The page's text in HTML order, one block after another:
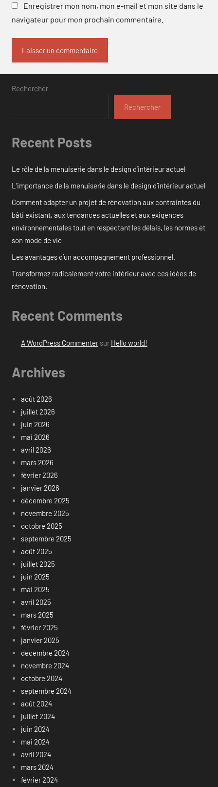
Enregistrer mon nom, mon e-mail et mon site dans le
navigateur pour mon prochain commentaire.
Rechercher
Rechercher
Recent Posts
Le rôle de la menuiserie dans le design d’intérieur actuel
L’importance de la menuiserie dans le design d’intérieur actuel
Comment adapter un projet de rénovation aux contraintes du
bâti existant, aux tendances actuelles et aux exigences
environnementales tout en respectant les délais, les normes et
son mode de vie
Les avantages d’un accompagnement professionnel.
Transformez radicalement votre intérieur avec ces idées de
rénovation.
Recent Comments
A WordPress Commentersur Hello world!
Archives
août 2026
juillet 2026
juin 2026
mai 2026
avril 2026
mars 2026
février 2026
janvier 2026
décembre 2025
novembre 2025
octobre 2025
septembre 2025
août 2025
juillet 2025
juin 2025
mai 2025
avril 2025
mars 2025
février 2025
janvier 2025
décembre 2024
novembre 2024
octobre 2024
septembre 2024
août 2024
juillet 2024
juin 2024
mai 2024
avril 2024
mars 2024
février 2024